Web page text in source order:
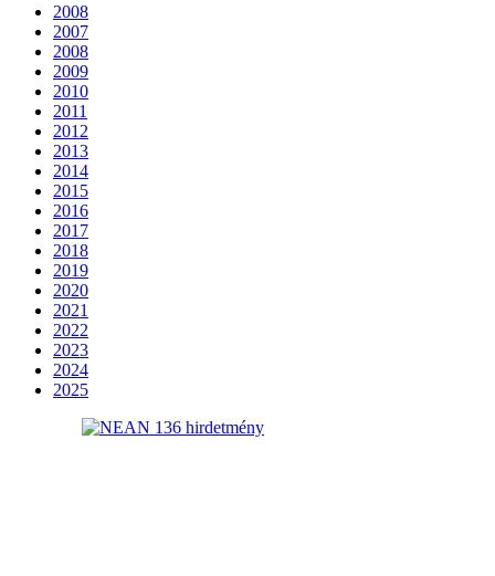
2008
2007
2008
2009
2010
2011
2012
2013
2014
2015
2016
2017
2018
2019
2020
2021
2022
2023
2024
2025